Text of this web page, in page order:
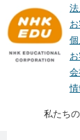
会
情
私たち
私たちの事
アイラブ